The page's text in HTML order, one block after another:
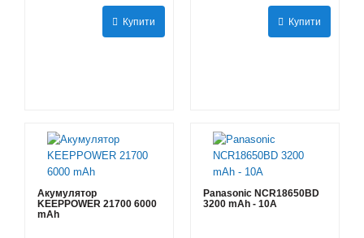
Купити Купити
Акумулятор
KEEPPOWER 21700 6000
mAh
Panasonic NCR18650BD
3200 mAh - 10А